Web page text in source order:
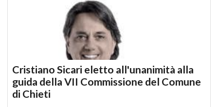
Cristiano Sicari eletto all'unanimità alla
guida della VII Commissione del Comune
di Chieti